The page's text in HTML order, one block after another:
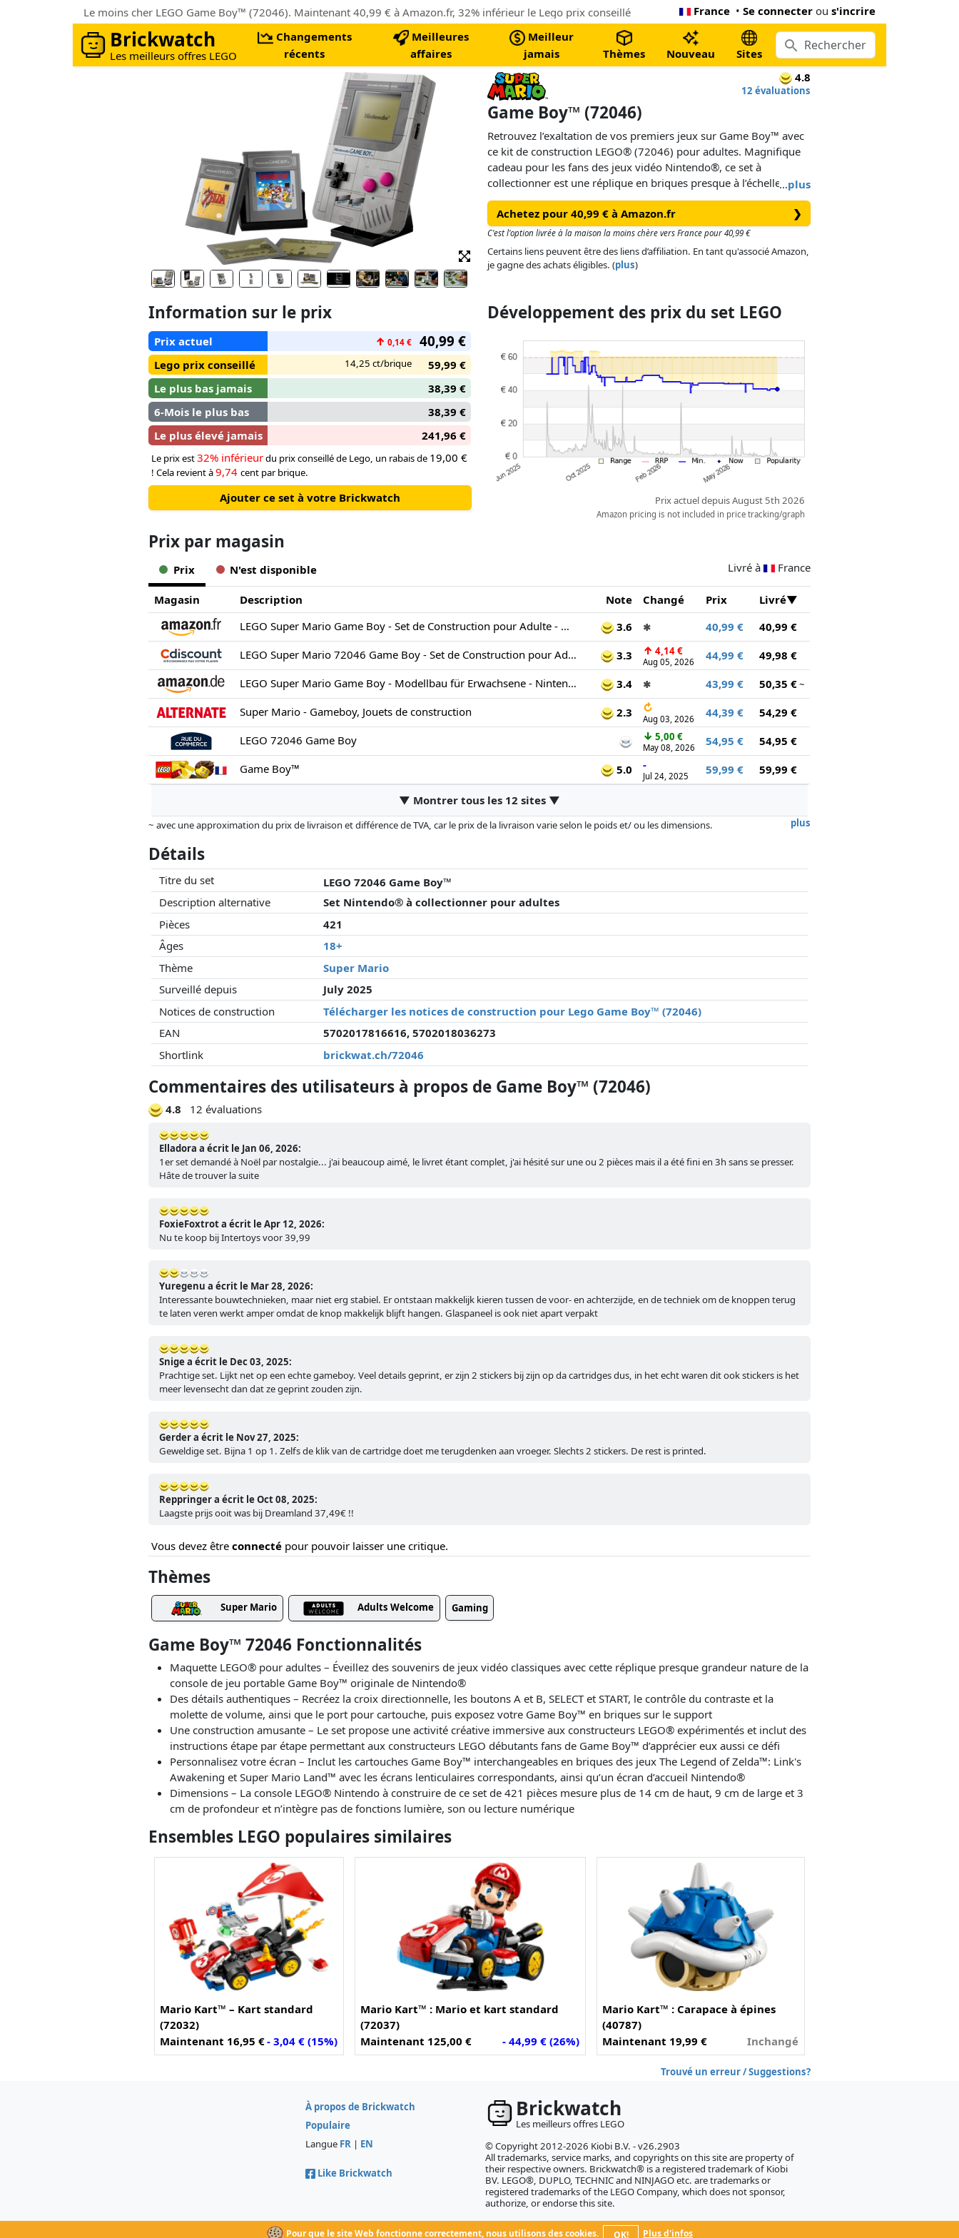
Le moins cher LEGO Game Boy™ (72046). Maintenant 40,99 € à Amazon.fr, 32% inférieur le Lego prix conseillé France • Se connecter ou s'incrire
Brickwatch
Les meilleurs offres LEGO
Changements
récents
Meilleures
affaires
Meilleur
jamais
Thèmes Nouveau
Sites
4.8
12 évaluations
Game Boy™ (72046)
…plus
Retrouvez l’exaltation de vos premiers jeux sur Game Boy™ avec
ce kit de construction LEGO® (72046) pour adultes. Magnifique
cadeau pour les fans des jeux vidéo Nintendo®, ce set à
collectionner est une réplique en briques presque à l’échelle 1:1
de la console de jeu Game Boy originale de Nintendo. Appuyez
sur la croix directionnelle, les boutons A et B, puis sur SELECT et
START, comme sur la vraie console. Les autres détails
emblématiques de la Game Boy incluent le contrôle du contraste,
la molette de volume et le port cartouche.
jeux interchangeables The Legend of Zelda™: Link's Awakening et
Super Mario Land™ ainsi que les écrans lenticulaires
correspondants (ou l’écran d’accueil Nintendo). Placez votre
création sur le présentoir à construire pour créer une décoration
Achetez pour 40,99 € à Amazon.fr ❯
C'est l'option livrée à la maison la moins chère vers France pour 40,99 €
Certains liens peuvent être des liens d’affiliation. En tant qu'associé Amazon,
je gagne des achats éligibles. (plus)
Information sur le prix
Prix actuel ↑ 0,14 € 40,99 €
Lego prix conseillé 14,25 ct/brique
59,99 €
Le plus bas jamais
38,39 €
6-Mois le plus bas
38,39 €
Le plus élevé jamais
241,96 €
Le prix est32% inférieurdu prix conseillé de Lego, un rabais de 19,00 €
! Cela revient à9,74 cent par brique.
Ajouter ce set à votre Brickwatch
Développement des prix du set LEGO
Prix actuel depuis August 5th 2026
Amazon pricing is not included in price tracking/graph
Prix ​​par magasin
Prix N'est disponible Livré à France
Magasin Description Note Changé Prix
Livré
LEGO Super Mario Game Boy - Set de Construction pour Adulte - Maquette de Nintendo à Exposer avec 2 Cartouches Dont Zelda - Support Inclus - Idée de Cadeau Rétro pour Fans de Jeux Vidéo 72046
3.6 ✱ 40,99 €
40,99 €
LEGO Super Mario 72046 Game Boy - Set de Construction pour Adulte - Décoration Rétro
3.3 ↑ 4,14 €
Aug 05, 2026 44,99 €
49,98 €
LEGO Super Mario Game Boy - Modellbau für Erwachsene - Nintendo Modell mit 2 Spielmodulen inkl. Zelda sowie Ständer - Retro Geschenk für Gaming Fans - 72046
3.4 ✱ 43,99 € 50,35 €~
Super Mario - Gameboy, Jouets de construction 2.3 ↻
Aug 03, 2026 44,39 €
54,29 €
LEGO 72046 Game Boy
↓ 5,00 €
May 08, 2026 54,95 €
54,95 €
Game Boy™
5.0 -
Jul 24, 2025 59,99 € 59,99 €
▼ Montrer tous les 12 sites ▼
plus
~ avec une approximation du prix de livraison et différence de TVA, car le prix de la livraison varie selon le poids et/ ou les dimensions.
aucune influence sur celui-ci. Ce n'est qu'à prix égaux que les réalisations historiques peuvent influencer l'ordre.
Détails
Titre du set
LEGO 72046 Game Boy™
Description alternative
Set Nintendo® à collectionner pour adultes
Pièces
421
Âges
18+
Thème
Super Mario
Surveillé depuis
July 2025
Notices de construction
Télécharger les notices de construction pour Lego Game Boy™ (72046)
EAN
5702017816616, 5702018036273
Shortlink
brickwat.ch/72046
Commentaires des utilisateurs à propos de Game Boy™ (72046)
4.8 12 évaluations
Elladora a écrit le Jan 06, 2026:
1er set demandé à Noël par nostalgie... j'ai beaucoup aimé, le livret étant complet, j'ai hésité sur une ou 2 pièces mais il a été fini en 3h sans se presser.
Hâte de trouver la suite
FoxieFoxtrot a écrit le Apr 12, 2026:
Nu te koop bij Intertoys voor 39,99
Yuregenu a écrit le Mar 28, 2026:
Interessante bouwtechnieken, maar niet erg stabiel. Er ontstaan makkelijk kieren tussen de voor- en achterzijde, en de techniek om de knoppen terug
te laten veren werkt amper omdat de knop makkelijk blijft hangen. Glaspaneel is ook niet apart verpakt
Snige a écrit le Dec 03, 2025:
Prachtige set. Lijkt net op een echte gameboy. Veel details geprint, er zijn 2 stickers bij zijn op da cartridges dus, in het echt waren dit ook stickers is het
meer levensecht dan dat ze geprint zouden zijn.
Gerder a écrit le Nov 27, 2025:
Geweldige set. Bijna 1 op 1. Zelfs de klik van de cartridge doet me terugdenken aan vroeger. Slechts 2 stickers. De rest is printed.
Reppringer a écrit le Oct 08, 2025:
Laagste prijs ooit was bij Dreamland 37,49€ !!
Vous devez être connecté pour pouvoir laisser une critique.
Thèmes
Super Mario Adults Welcome Gaming
Game Boy™ 72046 Fonctionnalités
Maquette LEGO® pour adultes – Éveillez des souvenirs de jeux vidéo classiques avec cette réplique presque grandeur nature de la
console de jeu portable Game Boy™ originale de Nintendo®
Des détails authentiques – Recréez la croix directionnelle, les boutons A et B, SELECT et START, le contrôle du contraste et la
molette de volume, ainsi que le port pour cartouche, puis exposez votre Game Boy™ en briques sur le support
Une construction amusante – Le set propose une activité créative immersive aux constructeurs LEGO® expérimentés et inclut des
instructions étape par étape permettant aux constructeurs LEGO débutants fans de Game Boy™ d’apprécier eux aussi ce défi
Personnalisez votre écran – Inclut les cartouches Game Boy™ interchangeables en briques des jeux The Legend of Zelda™: Link's
Awakening et Super Mario Land™ avec les écrans lenticulaires correspondants, ainsi qu’un écran d’accueil Nintendo®
Dimensions – La console LEGO® Nintendo à construire de ce set de 421 pièces mesure plus de 14 cm de haut, 9 cm de large et 3
cm de profondeur et n’intègre pas de fonctions lumière, son ou lecture numérique
Ensembles LEGO populaires similaires
Mario Kart™ – Kart standard
(72032)
Maintenant 16,95 €- 3,04 € (15%)
Mario Kart™ : Mario et kart standard
(72037)
Maintenant 125,00 €
- 44,99 € (26%)
Mario Kart™ : Carapace à épines
(40787)
Maintenant 19,99 €
Inchangé
Trouvé un erreur / Suggestions?
Pour que le site Web fonctionne correctement, nous utilisons des cookies. OK! Plus d'infos
À propos de Brickwatch
Populaire
Langue FR | EN
Like Brickwatch
Brickwatch
Les meilleurs offres LEGO
© Copyright 2012-2026 Kiobi B.V. - v26.2903
All trademarks, service marks, and copyrights on this site are property of
their respective owners. Brickwatch® is a registered trademark of Kiobi
BV. LEGO®, DUPLO, TECHNIC and NINJAGO etc. are trademarks or
registered trademarks of the LEGO Company, which does not sponsor,
authorize, or endorse this site.